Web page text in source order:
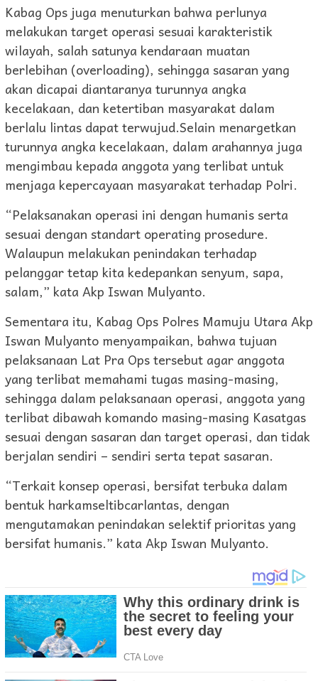
Kabag Ops juga menuturkan bahwa perlunya
melakukan target operasi sesuai karakteristik
wilayah, salah satunya kendaraan muatan
berlebihan (overloading), sehingga sasaran yang
akan dicapai diantaranya turunnya angka
kecelakaan, dan ketertiban masyarakat dalam
berlalu lintas dapat terwujud.Selain menargetkan
turunnya angka kecelakaan, dalam arahannya juga
mengimbau kepada anggota yang terlibat untuk
menjaga kepercayaan masyarakat terhadap Polri.
“Pelaksanakan operasi ini dengan humanis serta
sesuai dengan standart operating prosedure.
Walaupun melakukan penindakan terhadap
pelanggar tetap kita kedepankan senyum, sapa,
salam,” kata Akp Iswan Mulyanto.
Sementara itu, Kabag Ops Polres Mamuju Utara Akp
Iswan Mulyanto menyampaikan, bahwa tujuan
pelaksanaan Lat Pra Ops tersebut agar anggota
yang terlibat memahami tugas masing-masing,
sehingga dalam pelaksanaan operasi, anggota yang
terlibat dibawah komando masing-masing Kasatgas
sesuai dengan sasaran dan target operasi, dan tidak
berjalan sendiri – sendiri serta tepat sasaran.
“Terkait konsep operasi, bersifat terbuka dalam
bentuk harkamseltibcarlantas, dengan
mengutamakan penindakan selektif prioritas yang
bersifat humanis.” kata Akp Iswan Mulyanto.